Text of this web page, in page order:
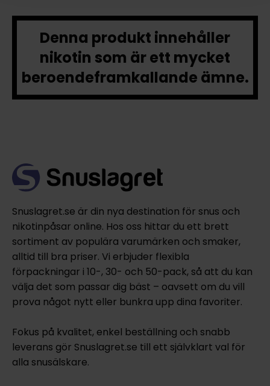
Denna produkt innehåller
nikotin som är ett mycket
beroendeframkallande ämne.
Snuslagret.se är din nya destination för snus och
nikotinpåsar online. Hos oss hittar du ett brett
sortiment av populära varumärken och smaker,
alltid till bra priser. Vi erbjuder flexibla
förpackningar i 10-, 30- och 50-pack, så att du kan
välja det som passar dig bäst – oavsett om du vill
prova något nytt eller bunkra upp dina favoriter.
Fokus på kvalitet, enkel beställning och snabb
leverans gör Snuslagret.se till ett självklart val för
alla snusälskare.